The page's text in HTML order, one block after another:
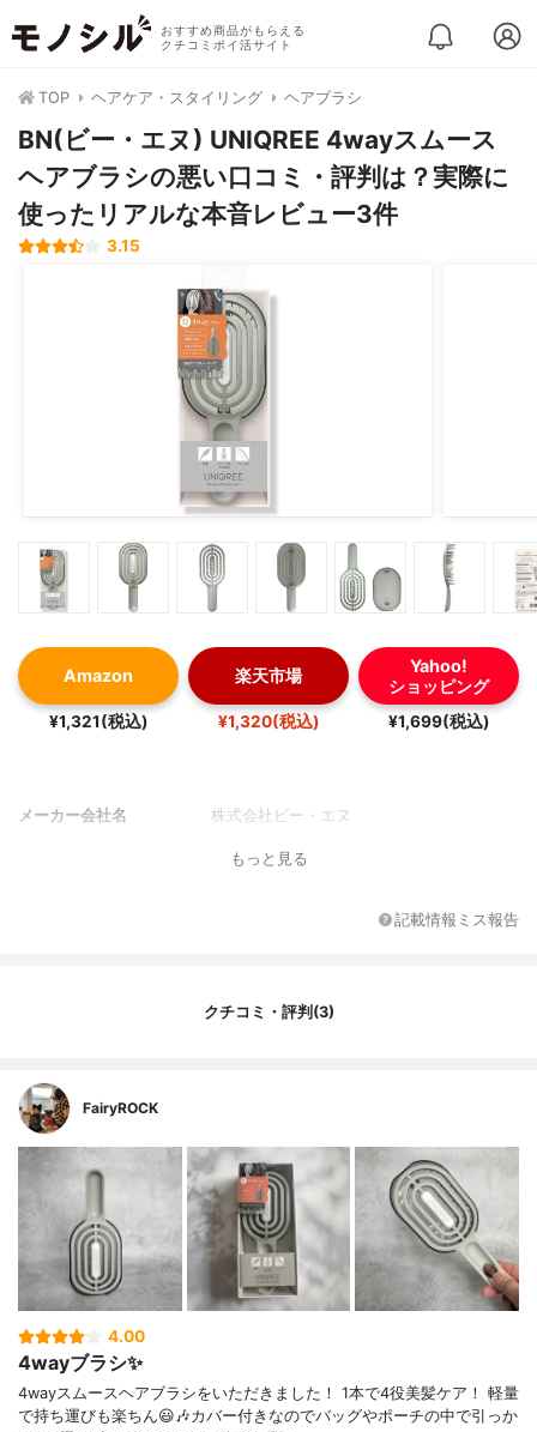
おすすめ商品がもらえる
クチコミポイ活サイト
TOP ヘアケア・スタイリング ヘアブラシ
BN(ビー・エヌ) UNIQREE 4wayスムース
ヘアブラシの悪い口コミ・評判は？実際に
使ったリアルな本音レビュー3件
3.15
Amazon
¥1,321(税込)
楽天市場
¥1,320(税込)
Yahoo!
ショッピング
¥1,699(税込)
メーカー会社名 株式会社ビー・エヌ
もっと見る
記載情報ミス報告
クチコミ・評判(3)
FairyROCK
4.00
4wayブラシ✨
4wayスムースヘアブラシをいただきました！ 1本で4役美髪ケア！ 軽量
で持ち運びも楽ちん😃🎶カバー付きなのでバッグやポーチの中で引っか